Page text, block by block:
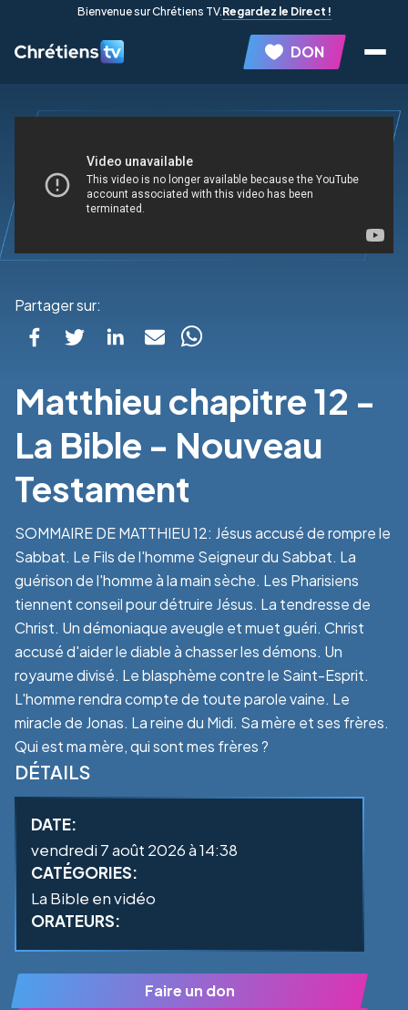
Bienvenue sur Chrétiens TV.Regardez le Direct !
DON
Partager sur:
Matthieu chapitre 12 -
La Bible - Nouveau
Testament
SOMMAIRE DE MATTHIEU 12: Jésus accusé de rompre le
Sabbat. Le Fils de l'homme Seigneur du Sabbat. La
guérison de l'homme à la main sèche. Les Pharisiens
tiennent conseil pour détruire Jésus. La tendresse de
Christ. Un démoniaque aveugle et muet guéri. Christ
accusé d'aider le diable à chasser les démons. Un
royaume divisé. Le blasphème contre le Saint-Esprit.
L'homme rendra compte de toute parole vaine. Le
miracle de Jonas. La reine du Midi. Sa mère et ses frères.
Qui est ma mère, qui sont mes frères ?
DÉTAILS
DATE:
vendredi 7 août 2026 à 14:38
CATÉGORIES:
La Bible en vidéo
ORATEURS:
Faire un don